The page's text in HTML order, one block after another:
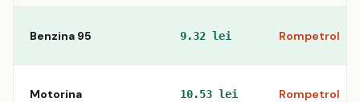
Benzina 95 9.32 lei Rompetrol
Motorina 10.53 lei Rompetrol